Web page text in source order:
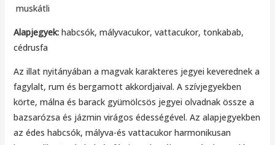
muskátli
Alapjegyek: habcsók, mályvacukor, vattacukor, tonkabab,
cédrusfa
Az illat nyitányában a magvak karakteres jegyei keverednek a
fagylalt, rum és bergamott akkordjaival. A szívjegyekben
körte, málna és barack gyümölcsös jegyei olvadnak össze a
bazsarózsa és jázmin virágos édességével. Az alapjegyekben
az édes habcsók, mályva-és vattacukor harmonikusan